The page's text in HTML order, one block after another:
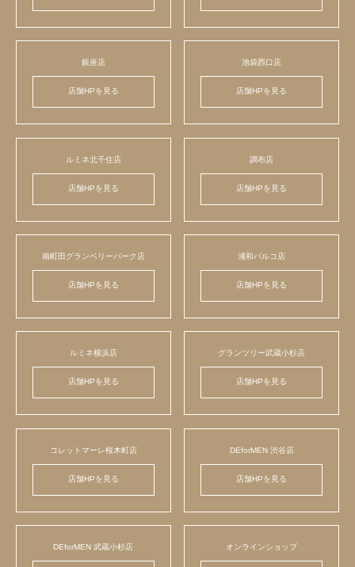
銀座店
店舗HPを見る
池袋西口店
店舗HPを見る
ルミネ北千住店
店舗HPを見る
調布店
店舗HPを見る
南町田グランベリーパーク店
店舗HPを見る
浦和パルコ店
店舗HPを見る
ルミネ横浜店
店舗HPを見る
グランツリー武蔵小杉店
店舗HPを見る
コレットマーレ桜木町店
店舗HPを見る
DEforMEN 渋谷店
店舗HPを見る
DEforMEN 武蔵小杉店 オンラインショップ